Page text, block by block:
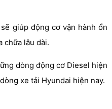
giúp động cơ vận hành ổn
chữa lâu dài.
dòng động cơ Diesel hiện
xe tải Hyundai hiện nay.